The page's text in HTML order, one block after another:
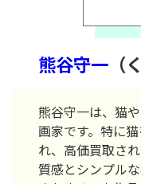
熊谷守一 （
熊谷守一は、猫
画家です。特に
れ、高価買取さ
質感とシンプル